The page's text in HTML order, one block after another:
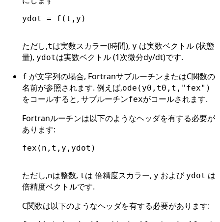
ydot = f(t,y)
ただし,tは実数スカラー(時間), y は実数ベクトル (状態
量), ydotは実数ベクトル (1次微分dy/dt)です.
f が文字列の場合, FortranサブルーチンまたはC関数の
名前が参照されます. 例えば,ode(y0,t0,t,"fex")
をコールすると, サブルーチンfexがコールされます.
Fortranルーチンは以下のようなヘッダを有する必要が
あります:
fex(n,t,y,ydot)
ただし,nは整数, tは 倍精度スカラー, y および ydot は
倍精度ベクトルです.
C関数は以下のようなヘッダを有する必要があります: